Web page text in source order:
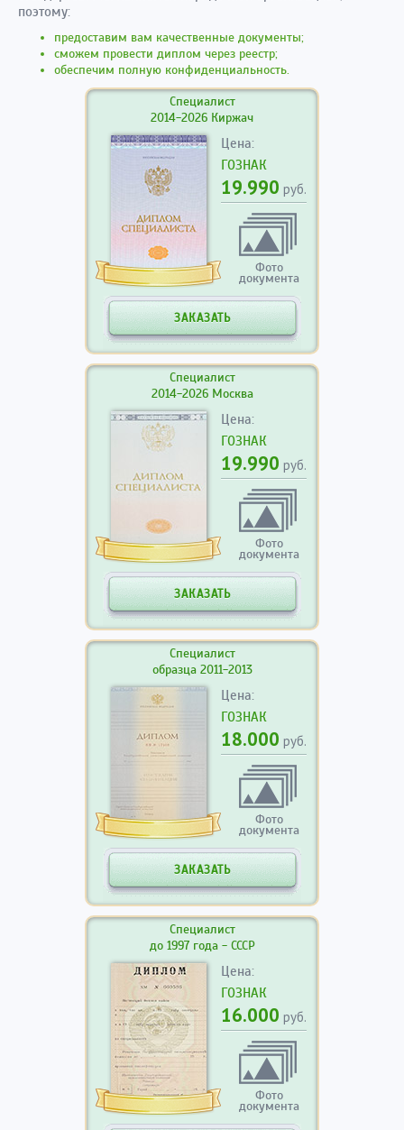
поэтому:
предоставим вам качественные документы;
сможем провести диплом через реестр;
обеспечим полную конфиденциальность.
Специалист
2014-2026 Киржач
Цена:
ГОЗНАК
19.990 руб.
Фото
документа
ЗАКАЗАТЬ
Специалист
2014-2026 Москва
Цена:
ГОЗНАК
19.990 руб.
Фото
документа
ЗАКАЗАТЬ
Специалист
образца 2011-2013
Цена:
ГОЗНАК
18.000 руб.
Фото
документа
ЗАКАЗАТЬ
Специалист
до 1997 года - СССР
Цена:
ГОЗНАК
16.000 руб.
Фото
документа